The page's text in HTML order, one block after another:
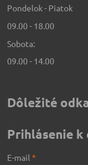
Pondelok - Piatok
09.00 - 18.00
Sobota:
09.00 - 14.00
Dôležité
Prihlásenie
E-mail *